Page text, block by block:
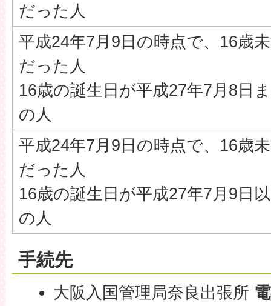
だった人
平成24年7月9日の時点で、16歳
だった人
16歳の誕生日が平成27年7月8日
の人
平成24年7月9日の時点で、16歳
だった人
16歳の誕生日が平成27年7月9日
の人
手続先
大阪入国管理局奈良出張所